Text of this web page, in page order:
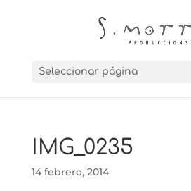
Seleccionar página
IMG_0235
14 febrero, 2014